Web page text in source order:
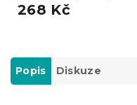
268 Kč
Popis Diskuze